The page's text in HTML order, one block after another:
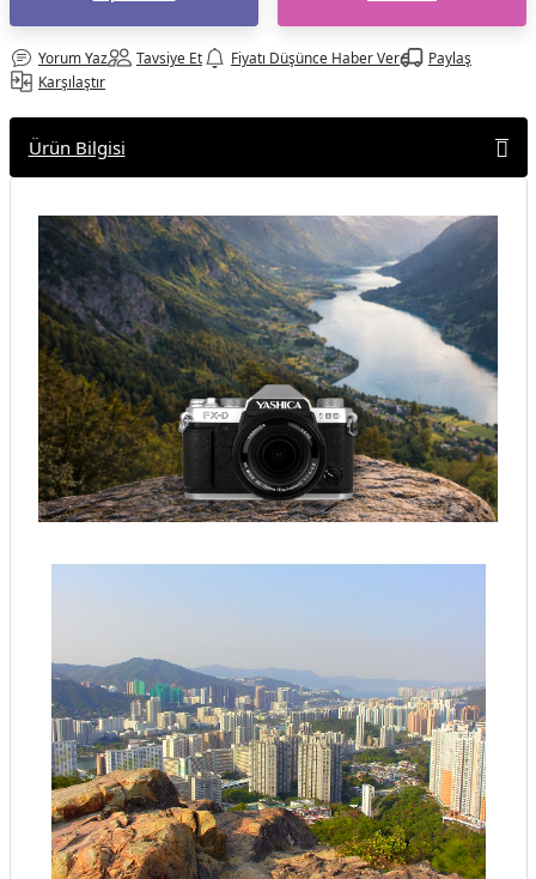
Yorum Yaz Tavsiye Et Fiyatı Düşünce Haber Ver
Paylaş
Karşılaştır
Ürün Bilgisi